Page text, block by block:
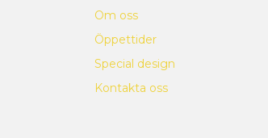
Om oss
Öppettider
Special design
Kontakta oss